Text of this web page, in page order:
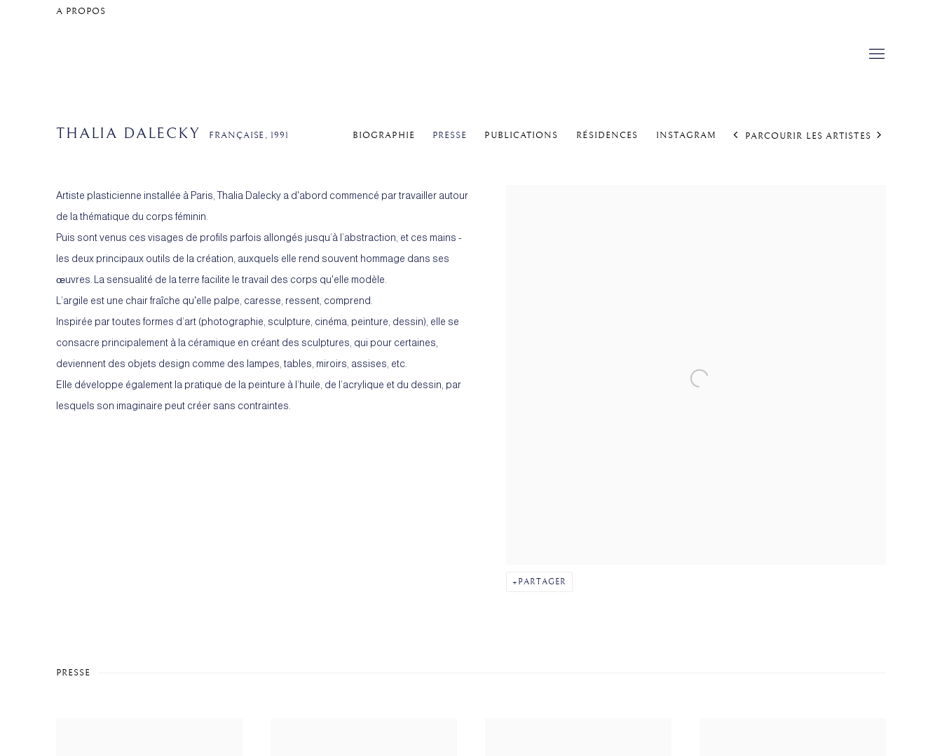
A PROPOS
THALIA DALECKY FRANÇAISE, 1991 BIOGRAPHIE PRESSE PUBLICATIONS RÉSIDENCES INSTAGRAM PARCOURIR LES ARTISTES
PARTAGER
Artiste plasticienne installée à Paris, Thalia Dalecky a d'abord commencé par travailler autour
de la thématique du corps féminin.
Puis sont venus ces visages de profils parfois allongés jusqu’à l’abstraction, et ces mains -
les deux principaux outils de la création, auxquels elle rend souvent hommage dans ses
œuvres. La sensualité de la terre facilite le travail des corps qu'elle modèle.
L’argile est une chair fraîche qu'elle palpe, caresse, ressent, comprend.
Inspirée par toutes formes d’art (photographie, sculpture, cinéma, peinture, dessin), elle se
consacre principalement à la céramique en créant des sculptures, qui pour certaines,
deviennent des objets design comme des lampes, tables, miroirs, assises, etc.
Elle développe également la pratique de la peinture à l’huile, de l’acrylique et du dessin, par
lesquels son imaginaire peut créer sans contraintes.
PRESSE